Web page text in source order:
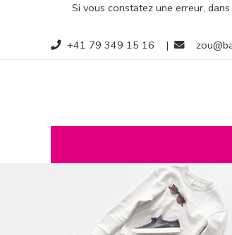
Si vous constatez une erreur,
+41 79 349 15 16 |